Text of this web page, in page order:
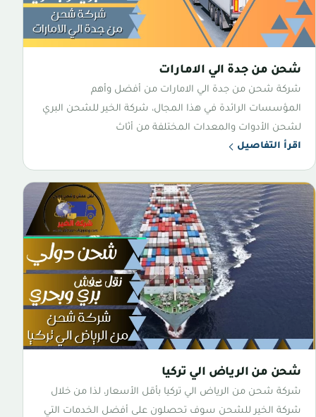
شحن من جدة الي الامارات
شركة شحن من جدة الي الامارات من أفضل وأهم
المؤسسات الرائدة في هذا المجال، شركة الخير للشحن البري
لشحن الأدوات والمعدات المختلفة من أثاث
اقرأ التفاصيل
شحن من الرياض الي تركيا
شركة شحن من الرياض الي تركيا بأقل الأسعار، لذا من خلال
شركة الخير للشحن سوف تحصلون على أفضل الخدمات التي